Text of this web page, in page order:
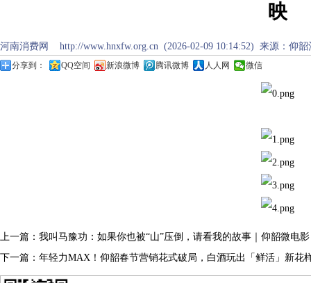
映
河南消费网 http://www.hnxfw.org.cn (2026-02-09 10:14:52) 来源：仰
分享到： QQ空间 新浪微博 腾讯微博 人人网 微信
上一篇： 我叫马豫功：如果你也被“山”压倒，请看我的故事｜仰韶微电
下一篇： 年轻力MAX！仰韶春节营销花式破局，白酒玩出「鲜活」新花